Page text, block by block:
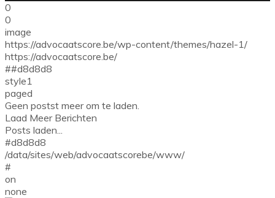
0
0
image
https://advocaatscore.be/wp-content/themes/hazel-1/
https://advocaatscore.be/
##d8d8d8
style1
paged
Geen postst meer om te laden.
Laad Meer Berichten
Posts laden...
#d8d8d8
/data/sites/web/advocaatscorebe/www/
#
on
none